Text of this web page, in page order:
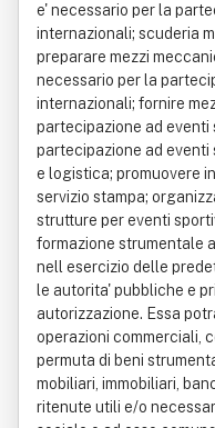
e' necessario per la
internazionali; scuderia
preparare mezzi
necessario per la
internazionali; fornire
partecipazione ad eventi
partecipazione ad
e logistica; promuovere
servizio stampa;
strutture per eventi
formazione strumentale
nell esercizio delle
le autorita' pubbliche e
autorizzazione. Essa
operazioni commerciali,
permuta di beni
mobiliari, immobiliari,
ritenute utili e/o